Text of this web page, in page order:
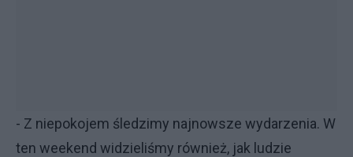
- Z niepokojem śledzimy najnowsze wydarzenia. W
ten weekend widzieliśmy również, jak ludzie